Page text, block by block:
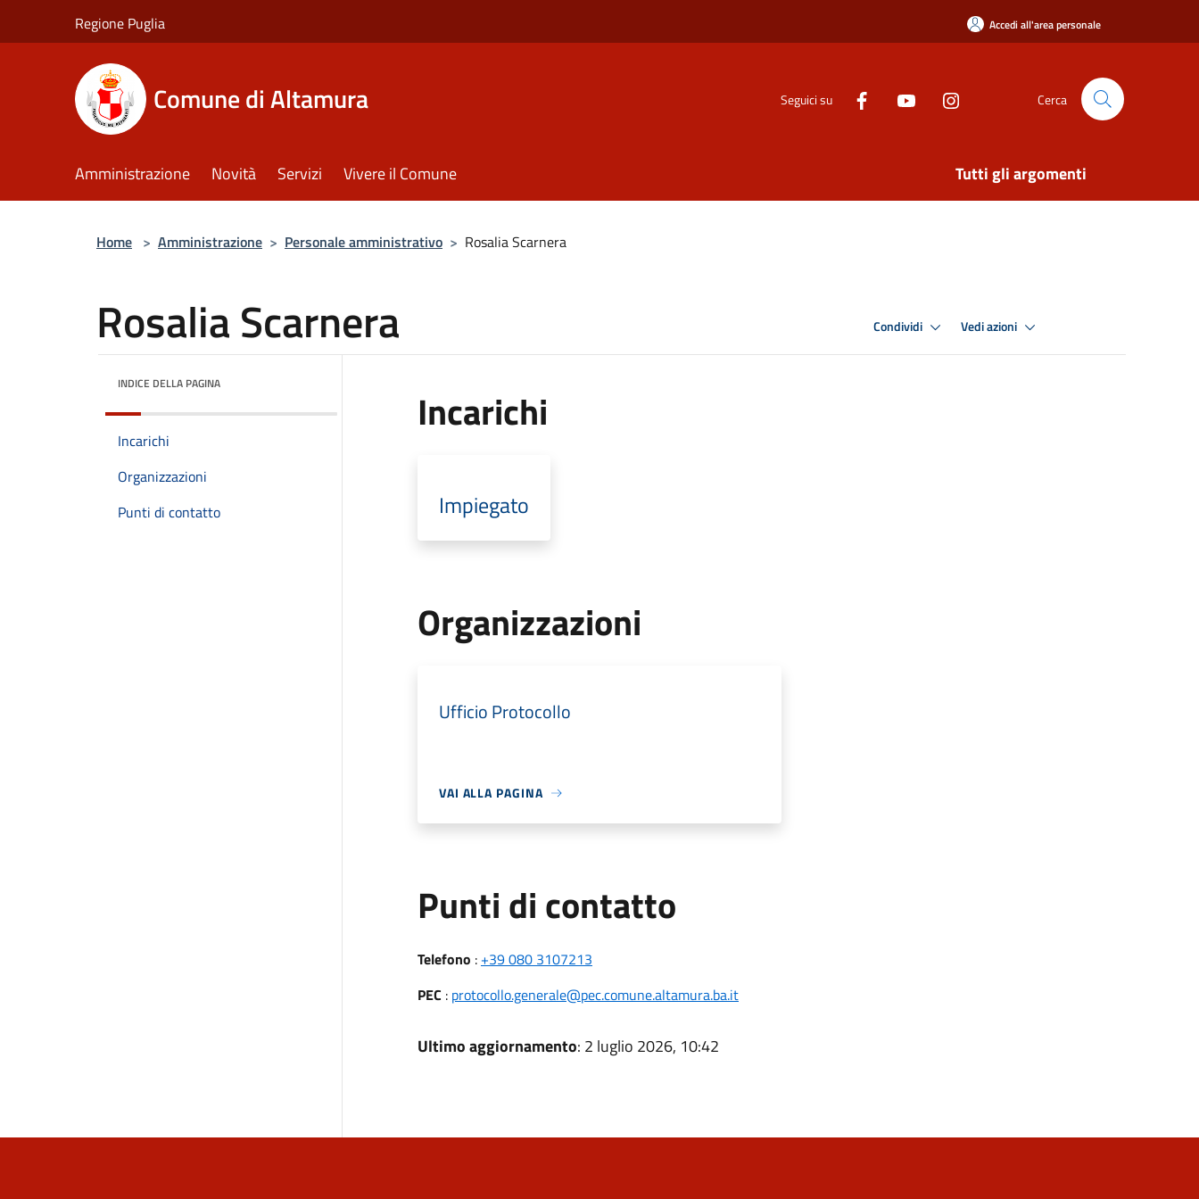
Regione Puglia Accedi all'area personale
Comune di Altamura Seguici su Cerca
Amministrazione Novità Servizi Vivere il Comune Tutti gli argomenti
Home > Amministrazione > Personale amministrativo > Rosalia Scarnera
Rosalia Scarnera Condividi Vedi azioni
INDICE DELLA PAGINA
Incarichi
Organizzazioni
Punti di contatto
Incarichi
Impiegato
Organizzazioni
Ufficio Protocollo
VAI ALLA PAGINA
Punti di contatto
Telefono : +39 080 3107213
PEC : protocollo.generale@pec.comune.altamura.ba.it
Ultimo aggiornamento: 2 luglio 2026, 10:42